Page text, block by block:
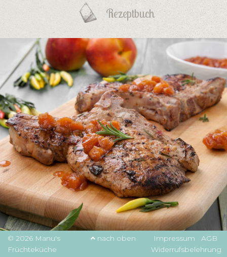
Rezeptbuch
© 2026 Manu's
Früchteküche
nach oben Impressum
AGB
Widerrufsbelehrung